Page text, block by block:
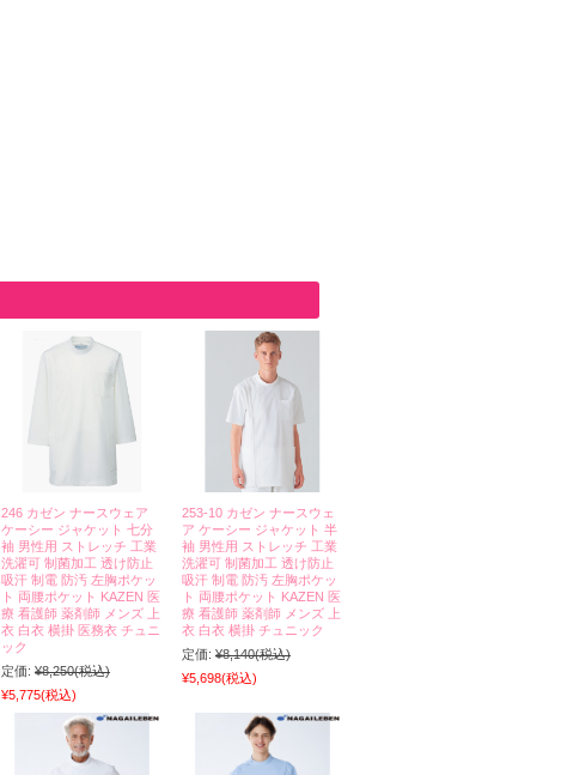
246 カゼン ナースウェア
ケーシー ジャケット 七分
袖 男性用 ストレッチ 工業
洗濯可 制菌加工 透け防止
吸汗 制電 防汚 左胸ポケッ
ト 両腰ポケット KAZEN 医
療 看護師 薬剤師 メンズ 上
衣 白衣 横掛 医務衣 チュニ
ック
定価: ¥8,250(税込)
¥5,775(税込)
253-10 カゼン ナースウェ
ア ケーシー ジャケット 半
袖 男性用 ストレッチ 工業
洗濯可 制菌加工 透け防止
吸汗 制電 防汚 左胸ポケッ
ト 両腰ポケット KAZEN 医
療 看護師 薬剤師 メンズ 上
衣 白衣 横掛 チュニック
定価: ¥8,140(税込)
¥5,698(税込)